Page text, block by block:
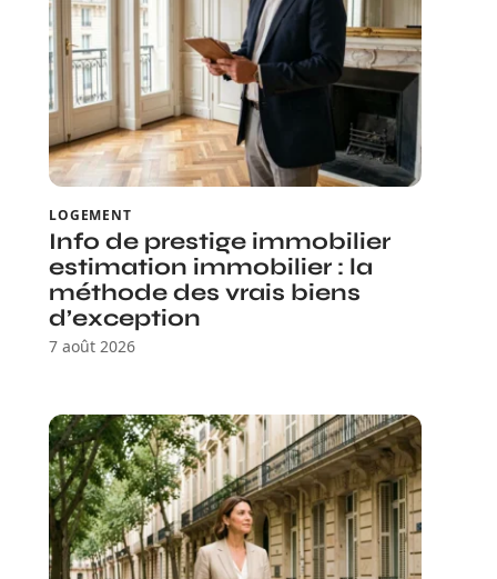
LOGEMENT
Info de prestige immobilier
estimation immobilier : la
méthode des vrais biens
d’exception
7 août 2026